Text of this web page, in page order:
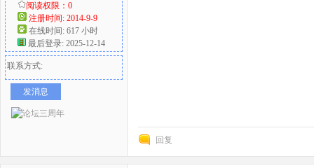
阅读权限：0
注册时间: 2014-9-9
在线时间: 617 小时
最后登录: 2025-12-14
联系方式:
发消息
回复